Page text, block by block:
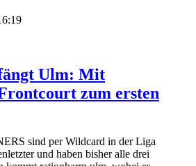
Ulm: Mit
zum ersten
sind per Wildcard in der Liga
und haben bisher alle drei